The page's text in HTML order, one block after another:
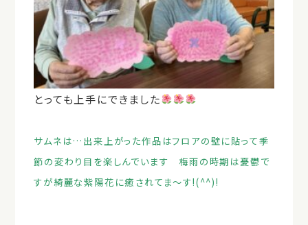
とっても上手にできました
サムネは…出来上がった作品はフロアの壁に貼って季
節の変わり目を楽しんでいます 梅雨の時期は憂鬱で
すが綺麗な紫陽花に癒されてま～す!(^^)!